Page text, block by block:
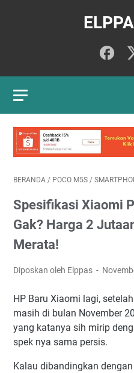
BERANDA / POCO M5S /
Spesifikasi Xiaomi
Gak? Harga 2
Merata!
Diposkan oleh Elppas
HP Baru Xiaomi lagi,
masih di bulan November
yang katanya sih mirip
spek nya sama persis.
Kalau dibandingkan